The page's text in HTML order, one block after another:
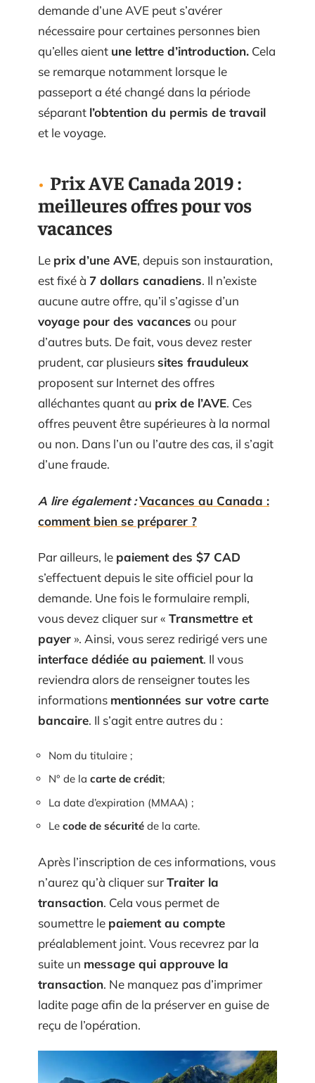
demande d’une AVE peut s’avérer
nécessaire pour certaines personnes bien
qu’elles aient une lettre d’introduction. Cela
se remarque notamment lorsque le
passeport a été changé dans la période
séparant l’obtention du permis de travail
et le voyage.
Prix AVE Canada 2019 :
meilleures offres pour vos
vacances
Le prix d’une AVE, depuis son instauration,
est fixé à 7 dollars canadiens. Il n’existe
aucune autre offre, qu’il s’agisse d’un
voyage pour des vacances ou pour
d’autres buts. De fait, vous devez rester
prudent, car plusieurssites frauduleux
proposent sur Internet des offres
alléchantes quant au prix de l’AVE. Ces
offres peuvent être supérieures à la normal
ou non. Dans l’un ou l’autre des cas, il s’agit
d’une fraude.
A lire également :Vacances au Canada :
comment bien se préparer ?
Par ailleurs, le paiement des $7 CAD
s’effectuent depuis le site officiel pour la
demande. Une fois le formulaire rempli,
vous devez cliquer sur « Transmettre et
payer ». Ainsi, vous serez redirigé vers une
interface dédiée au paiement. Il vous
reviendra alors de renseigner toutes les
informations mentionnées sur votre carte
bancaire. Il s’agit entre autres du :
Nom du titulaire ;
N° de la carte de crédit;
La date d’expiration (MMAA) ;
Le code de sécurité de la carte.
Après l’inscription de ces informations, vous
n’aurez qu’à cliquer surTraiter la
transaction. Cela vous permet de
soumettre le paiement au compte
préalablement joint. Vous recevrez par la
suite un message qui approuve la
transaction. Ne manquez pas d’imprimer
ladite page afin de la préserver en guise de
reçu de l’opération.